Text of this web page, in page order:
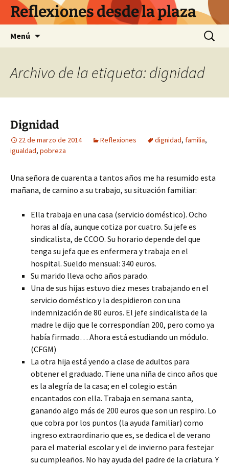
Saltar
contenido
Reflexiones desde la plaza
Menú Buscar:
Archivo de la etiqueta: dignidad
Dignidad
22 de marzo de 2014 Reflexiones dignidad, familia,
igualdad, pobreza
Una señora de cuarenta a tantos años me ha resumido esta
mañana, de camino a su trabajo, su situación familiar:
Ella trabaja en una casa (servicio doméstico). Ocho
horas al día, aunque cotiza por cuatro. Su jefe es
sindicalista, de CCOO. Su horario depende del que
tenga su jefa que es enfermera y trabaja en el
hospital. Sueldo mensual: 340 euros.
Su marido lleva ocho años parado.
Una de sus hijas estuvo diez meses trabajando en el
servicio doméstico y la despidieron con una
indemnización de 80 euros. El jefe sindicalista de la
madre le dijo que le correspondían 200, pero como ya
había firmado… Ahora está estudiando un módulo.
(CFGM)
La otra hija está yendo a clase de adultos para
obtener el graduado. Tiene una niña de cinco años que
es la alegría de la casa; en el colegio están
encantados con ella. Trabaja en semana santa,
ganando algo más de 200 euros que son un respiro. Lo
que cobra por los puntos (la ayuda familiar) como
ingreso extraordinario que es, se dedica el de verano
para el material escolar y el de invierno para festejar
su cumpleaños. No hay ayuda del padre de la criatura. Y